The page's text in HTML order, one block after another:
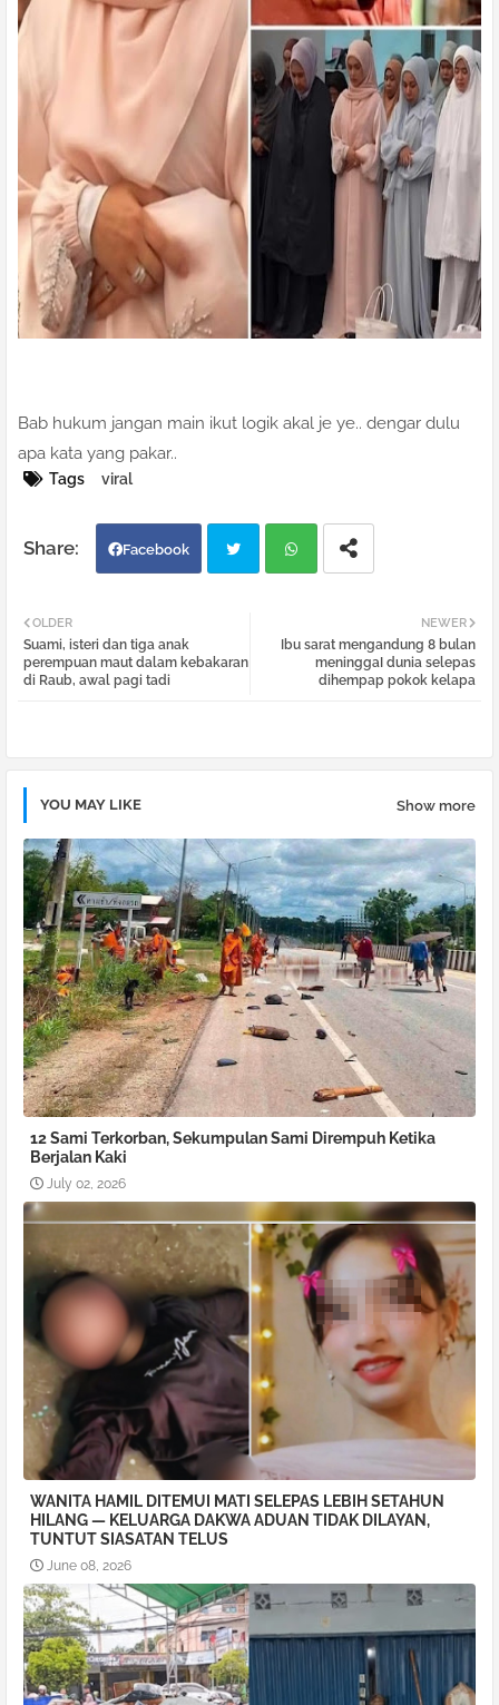
Bab hukum jangan main ikut logik akal je ye.. dengar dulu
apa kata yang pakar..
Tags viral
Facebook
atsa
NEWER
Ibu sarat mengandung 8 bulan
meninggaI dunia selepas
dihempap pokok kelapa
OLDER
Suami, isteri dan tiga anak
perempuan maut dalam kebakaran
di Raub, awal pagi tadi
YOU MAY LIKE Show more
12 Sami Terkorban, Sekumpulan Sami Dirempuh Ketika
Berjalan Kaki
July 02, 2026
WANITA HAMIL DITEMUI MATI SELEPAS LEBIH SETAHUN
HILANG — KELUARGA DAKWA ADUAN TIDAK DILAYAN,
TUNTUT SIASATAN TELUS
June 08, 2026